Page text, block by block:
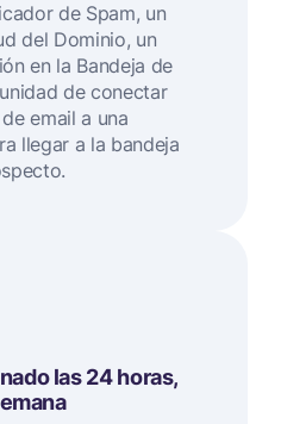
de Spam, un
del Dominio, un
en la Bandeja de
de conectar
email a una
llegar a la bandeja
las 24 horas,